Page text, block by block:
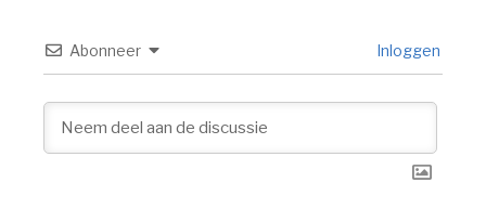
Abonneer Inloggen